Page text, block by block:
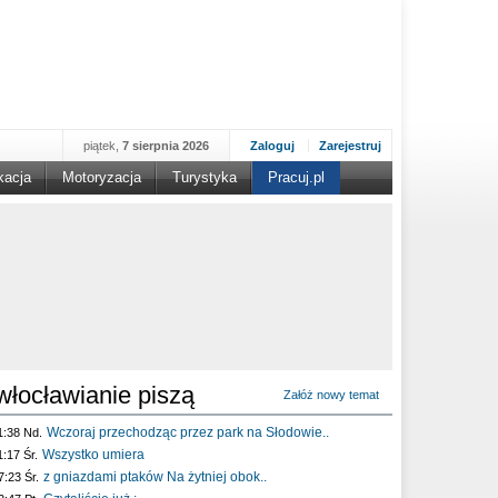
Zaloguj Zarejestruj
piątek, 7 sierpnia 2026
Motoryzacja Turystyka Pracuj.pl
piszą Załóż nowy temat
Nd. Wczoraj przechodząc przez park na Słodowie..
Śr. Wszystko umiera
Śr. z gniazdami ptaków Na żytniej obok..